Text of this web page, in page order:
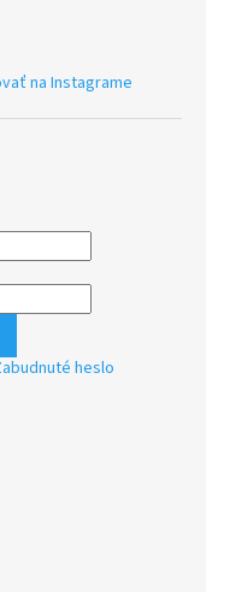
na Instagrame
heslo